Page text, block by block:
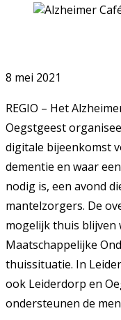
8 mei 2021
REGIO – Het
Oegstgeest
digitale bijeenkomst
dementie en waar
nodig is, een avond
mantelzorgers. De
mogelijk thuis blijven
Maatschappelijke
thuissituatie. In
ook Leiderdorp en
ondersteunen de